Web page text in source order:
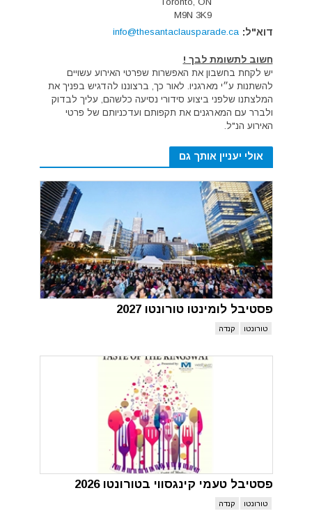
M9N 3K9
דוא"ל: info@thesantaclausparade.ca
חשוב לתשומת לבך !
יש לקחת בחשבון את האפשרות שפרטי האירוע עשויים
להשתנות ע״י מארגניו. לאור כך, ברצוננו להדגיש בפניך את
המלצתנו שלפני ביצוע סידורי נסיעה כלשהם, עליך לבדוק
ולברר עם המארגנים את תקפותם ועדכניותם של פרטי
האירוע הנ"ל.
אולי יעניין אותך גם
פסטיבל לומינטו טורונטו 2027
טורונטו קנדה
פסטיבל טעמי קינגסווי בטורונטו 2026
טורונטו קנדה